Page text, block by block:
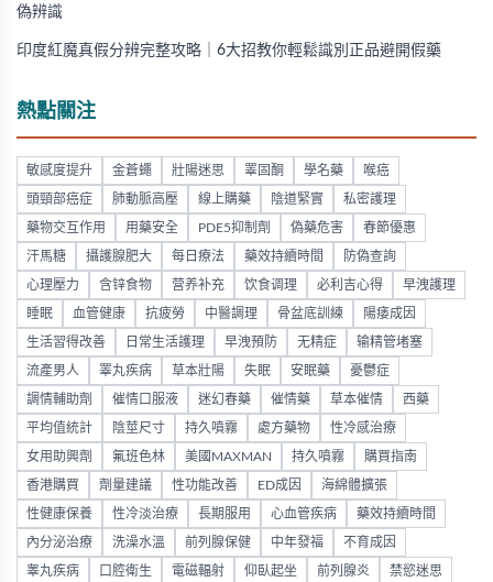
偽辨識
印度紅魔真假分辨完整攻略｜6大招教你輕鬆識別正品避開假藥
熱點關注
敏感度提升 金蒼蠅 壯陽迷思 睪固酮 學名藥 喉癌
頭頸部癌症 肺動脈高壓 線上購藥 陰道緊實 私密護理
藥物交互作用 用藥安全 PDE5抑制劑 偽藥危害 春節優惠
汗馬糖 攝護腺肥大 每日療法 藥效持續時間 防偽查詢
心理壓力 含锌食物 营养补充 饮食调理 必利吉心得 早洩護理
睡眠 血管健康 抗疲勞 中醫調理 骨盆底訓練 陽痿成因
生活習得改善 日常生活護理 早洩預防 无精症 输精管堵塞
流產男人 睪丸疾病 草本壯陽 失眠 安眠藥 憂鬱症
調情輔助劑 催情口服液 迷幻春藥 催情藥 草本催情 西藥
平均值統計 陰莖尺寸 持久噴霧 處方藥物 性冷感治療
女用助興劑 氟班色林 美國MAXMAN 持久噴霧 購買指南
香港購買 劑量建議 性功能改善 ED成因 海綿體擴張
性健康保養 性冷淡治療 長期服用 心血管疾病 藥效持續時間
內分泌治療 洗澡水溫 前列腺保健 中年發福 不育成因
睾丸疾病 口腔衛生 電磁輻射 仰臥起坐 前列腺炎 禁慾迷思